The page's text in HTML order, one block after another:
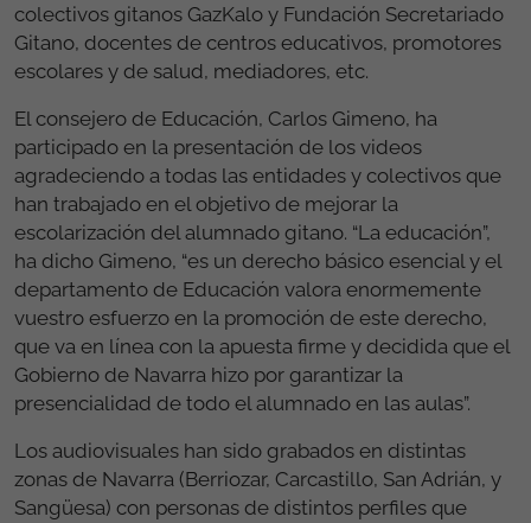
colectivos gitanos GazKalo y Fundación Secretariado
Gitano, docentes de centros educativos, promotores
escolares y de salud, mediadores, etc.
El consejero de Educación, Carlos Gimeno, ha
participado en la presentación de los videos
agradeciendo a todas las entidades y colectivos que
han trabajado en el objetivo de mejorar la
escolarización del alumnado gitano. “La educación”,
ha dicho Gimeno, “es un derecho básico esencial y el
departamento de Educación valora enormemente
vuestro esfuerzo en la promoción de este derecho,
que va en línea con la apuesta firme y decidida que el
Gobierno de Navarra hizo por garantizar la
presencialidad de todo el alumnado en las aulas”.
Los audiovisuales han sido grabados en distintas
zonas de Navarra (Berriozar, Carcastillo, San Adrián, y
Sangüesa) con personas de distintos perfiles que